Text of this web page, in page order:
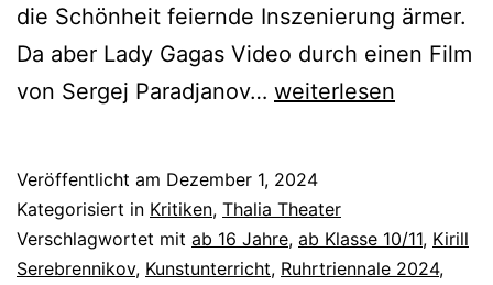
die Schönheit feiernde Inszenierung ärmer.
Da aber Lady Gagas Video durch einen Film
von Sergej Paradjanov… Legende
weiterlesen
Veröffentlicht am Dezember 1, 2024
Kategorisiert in Kritiken, Thalia Theater
Verschlagwortet mit ab 16 Jahre, ab Klasse 10/11, Kirill
Serebrennikov, Kunstunterricht, Ruhrtriennale 2024,